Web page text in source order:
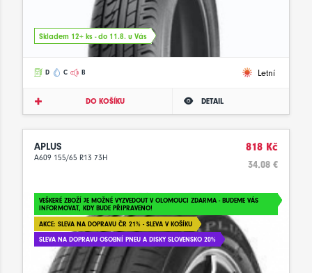
Skladem 12+ ks - do 11.8. u Vás
D C B Letní
DO KOŠÍKU DETAIL
APLUS
A609 155/65 R13 73H
818 Kč
34.08 €
VEŠKERÉ ZBOŽÍ JE MOŽNÉ VYZVEDOUT V OLOMOUCI ZDARMA - BUDEME VÁS
INFORMOVAT, KDY BUDE PŘIPRAVENO!
AKCE: SLEVA NA DOPRAVU ČR 21% - SLEVA V KOŠÍKU
SLEVA NA DOPRAVU OSOBNÍ PNEU A DISKY SLOVENSKO 20%